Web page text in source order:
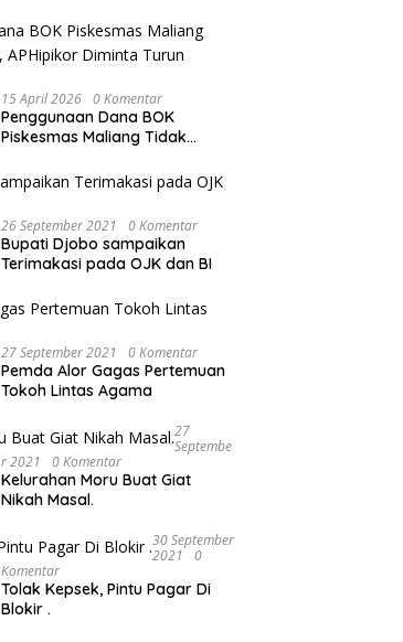
15 April 2026 0 Komentar
Penggunaan Dana BOK
Piskesmas Maliang Tidak
Turun Lapangan.
26 September 2021 0 Komentar
Bupati Djobo sampaikan
Terimakasi pada OJK dan BI
27 September 2021 0 Komentar
Pemda Alor Gagas Pertemuan
Tokoh Lintas Agama
27
Septembe
R 2021
0 Komentar
Kelurahan Moru Buat Giat
Nikah Masal.
30 September
2021
0
Komentar
Tolak Kepsek, Pintu Pagar Di
Blokir .